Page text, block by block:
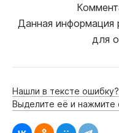
Данная информация
для
Нашли в тексте ошибку?
Выделите её и нажмите